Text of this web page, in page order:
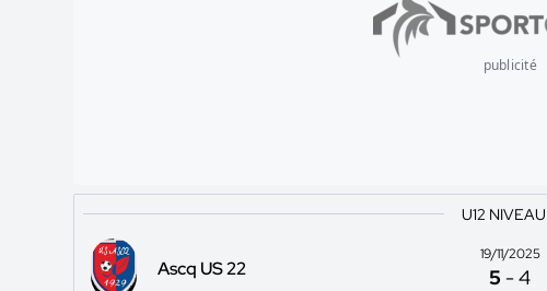
publicité
U12
Ascq US 22
19/11/2025
5 -4